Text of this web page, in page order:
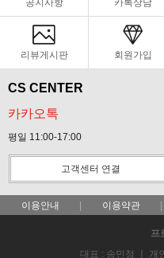
공지사항 카톡상담
리뷰게시판 회원가입
CS CENTER
카카오톡
평일 11:00-17:00
고객센터 연결
이용안내 이용약관
프
대표 : 송민정 ㅣ 개